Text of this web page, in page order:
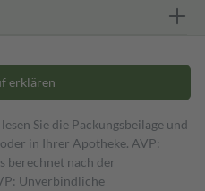
erklären
Sie die Packungsbeilage und
in Ihrer Apotheke. AVP:
berechnet nach der
Unverbindliche